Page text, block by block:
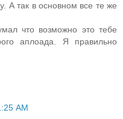
А так в основном все те же
что возможно это тебе
аплоада. Я правильно
AM